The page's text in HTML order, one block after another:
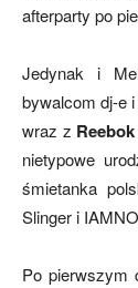
afterparty po
Jedynak i
bywalcom dj-e
wraz z
nietypowe
śmietanka
Slinger i
Po pierwszym